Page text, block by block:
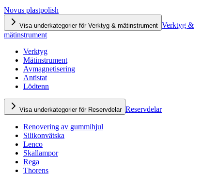
Novus plastpolish
Visa underkategorier för Verktyg & mätinstrument Verktyg &
mätinstrument
Verktyg
Mätinstrument
Avmagnetisering
Antistat
Lödtenn
Visa underkategorier för Reservdelar Reservdelar
Renovering av gummihjul
Silikonvätska
Lenco
Skallampor
Rega
Thorens